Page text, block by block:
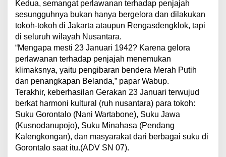
Kedua, semangat perlawanan terhadap penjajah
sesungguhnya bukan hanya bergelora dan dilakukan
tokoh-tokoh di Jakarta ataupun Rengasdengklok, tapi
di seluruh wilayah Nusantara.
“Mengapa mesti 23 Januari 1942? Karena gelora
perlawanan terhadap penjajah menemukan
klimaksnya, yaitu pengibaran bendera Merah Putih
dan penangkapan Belanda,” papar Wabup.
Terakhir, keberhasilan Gerakan 23 Januari terwujud
berkat harmoni kultural (ruh nusantara) para tokoh:
Suku Gorontalo (Nani Wartabone), Suku Jawa
(Kusnodanupojo), Suku Minahasa (Pendang
Kalengkongan), dan masyarakat dari berbagai suku di
Gorontalo saat itu.(ADV SN 07).